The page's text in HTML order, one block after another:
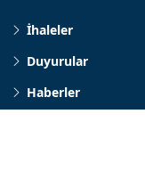
İhaleler
Duyurular
Haberler